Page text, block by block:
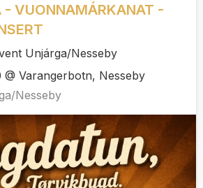
- VUONNAMÁRKANAT -
Unjárga/Nesseby
@ Varangerbotn, Nesseby
Nesseby